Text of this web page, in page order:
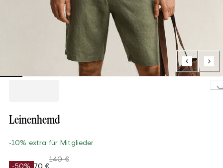
Loading...
Leinenhemd
-10% extra für Mitglieder
-50% 70 €
140 €